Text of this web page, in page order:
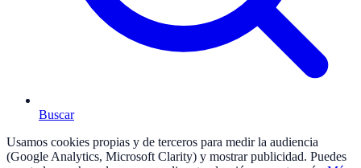
Buscar
Usamos cookies propias y de terceros para medir la audiencia
(Google Analytics, Microsoft Clarity) y mostrar publicidad. Puedes